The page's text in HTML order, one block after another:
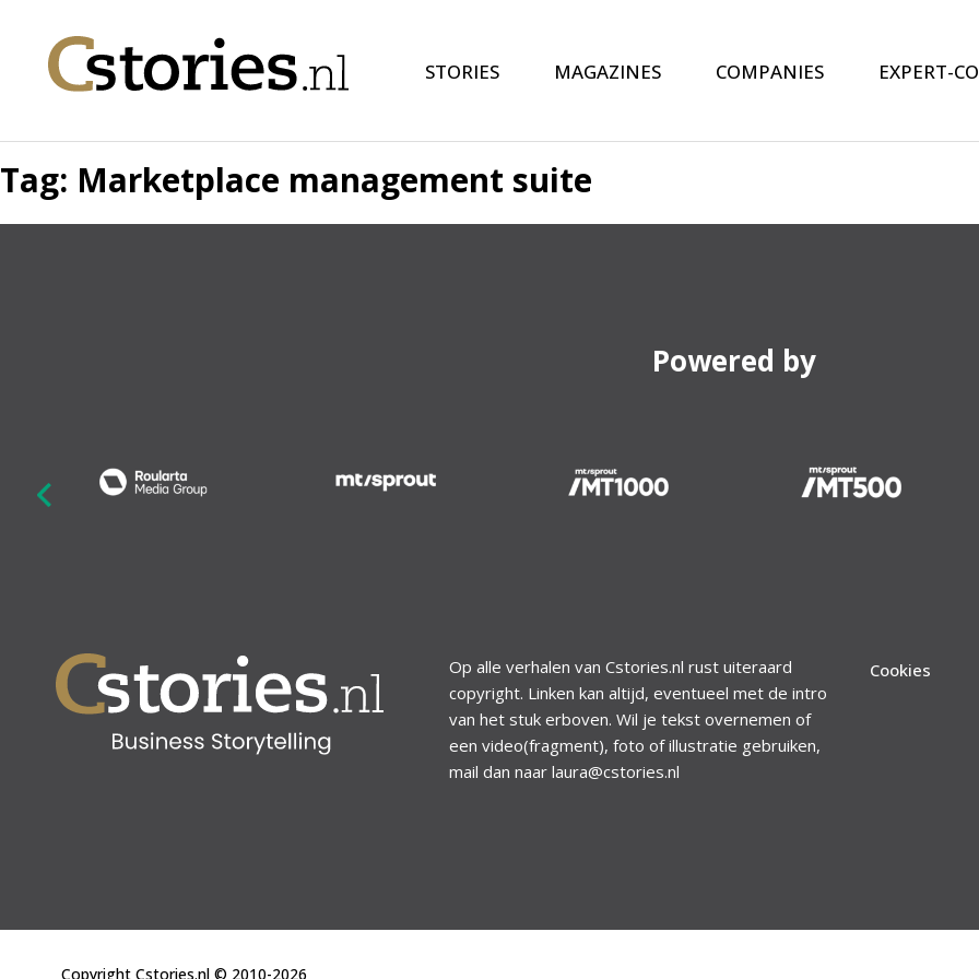
STORIES MAGAZINES COMPANIES EXPERT-
Tag: Marketplace management suite
Powered by
Op alle verhalen van Cstories.nl rust uiteraard
copyright. Linken kan altijd, eventueel met de intro
van het stuk erboven. Wil je tekst overnemen of
een video(fragment), foto of illustratie gebruiken,
mail dan naar laura@cstories.nl
Cookies
Copyright Cstories.nl © 2010-2026